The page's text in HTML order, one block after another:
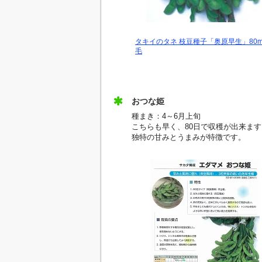
タキイのタネ 枝豆種子「奥原早生」
毛
おつな姫
種まき：4～6月上旬
こちらも早く、80日で収穫が出来ま
独特の甘みとうまみが特徴です。